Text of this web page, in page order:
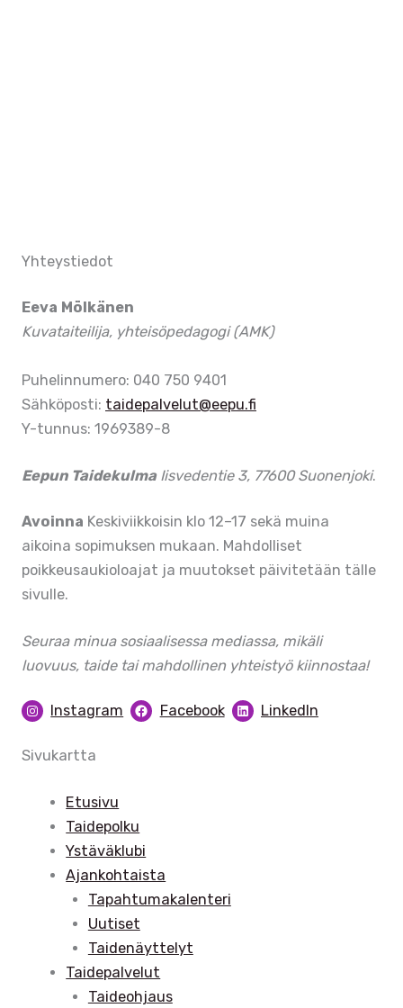
Yhteystiedot
Eeva Mölkänen
Kuvataiteilija, yhteisöpedagogi (AMK)
Puhelinnumero: 040 750 9401
Sähköposti: taidepalvelut@eepu.fi
Y-tunnus: 1969389-8
Eepun Taidekulma Iisvedentie 3, 77600 Suonenjoki.
Avoinna Keskiviikkoisin klo 12–17 sekä muina
aikoina sopimuksen mukaan. Mahdolliset
poikkeusaukioloajat ja muutokset päivitetään tälle
sivulle.
Seuraa minua sosiaalisessa mediassa, mikäli
luovuus, taide tai mahdollinen yhteistyö kiinnostaa!
Instagram Facebook LinkedIn
Sivukartta
Etusivu
Taidepolku
Ystäväklubi
Ajankohtaista
Tapahtumakalenteri
Uutiset
Taidenäyttelyt
Taidepalvelut
Taideohjaus